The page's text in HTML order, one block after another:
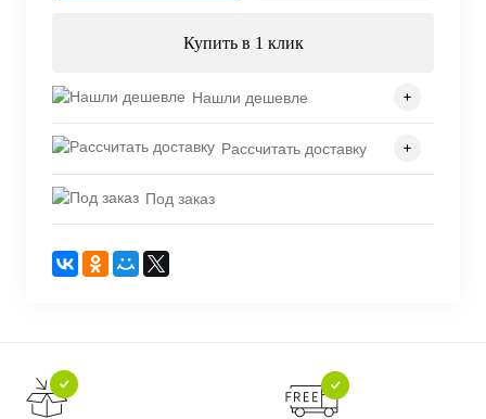
Купить в 1 клик
Нашли дешевле
Рассчитать доставку
Под заказ